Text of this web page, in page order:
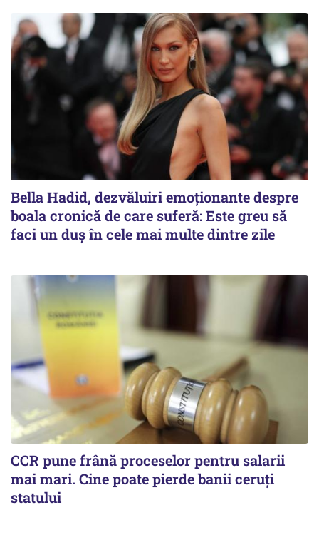
Bella Hadid, dezvăluiri emoționante despre
boala cronică de care suferă: Este greu să
faci un duș în cele mai multe dintre zile
CCR pune frână proceselor pentru salarii
mai mari. Cine poate pierde banii ceruți
statului